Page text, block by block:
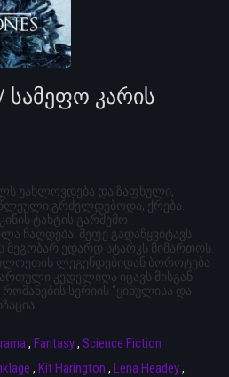
/ სამეფო კარის
უახლოვდება და ზაფხული,
გრძელდებოდა, ქრება.
ტახტის გარშემო
ჩაღდება. მეფე გადაწყვიტავს
მეგობარ ედარდ სტარკს მიმართოს.
ლეგენდებიდან ბოროტება
კედელიღა იცავს მისგან
სერიის “ყინულისა და
, Fantasy, Science Fiction
, Kit Harington , Lena Headey,